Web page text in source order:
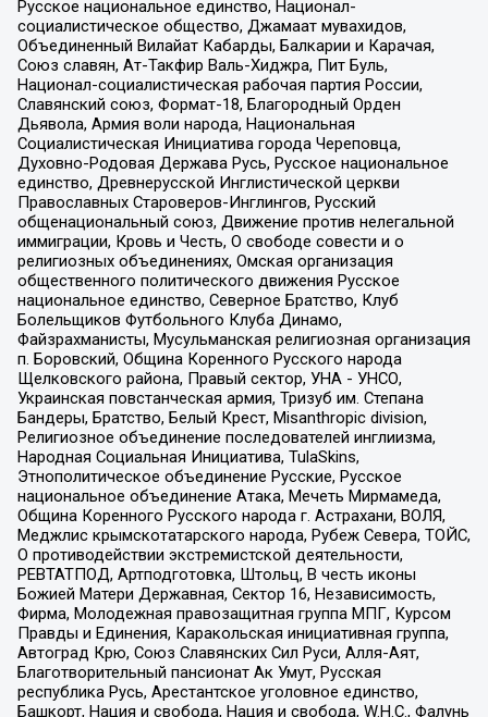
Русское национальное единство, Национал-
социалистическое общество, Джамаат мувахидов,
Объединенный Вилайат Кабарды, Балкарии и Карачая,
Союз славян, Ат-Такфир Валь-Хиджра, Пит Буль,
Национал-социалистическая рабочая партия России,
Славянский союз, Формат-18, Благородный Орден
Дьявола, Армия воли народа, Национальная
Социалистическая Инициатива города Череповца,
Духовно-Родовая Держава Русь, Русское национальное
единство, Древнерусской Инглистической церкви
Православных Староверов-Инглингов, Русский
общенациональный союз, Движение против нелегальной
иммиграции, Кровь и Честь, О свободе совести и о
религиозных объединениях, Омская организация
общественного политического движения Русское
национальное единство, Северное Братство, Клуб
Болельщиков Футбольного Клуба Динамо,
Файзрахманисты, Мусульманская религиозная организация
п. Боровский, Община Коренного Русского народа
Щелковского района, Правый сектор, УНА - УНСО,
Украинская повстанческая армия, Тризуб им. Степана
Бандеры, Братство, Белый Крест, Misanthropic division,
Религиозное объединение последователей инглиизма,
Народная Социальная Инициатива, TulaSkins,
Этнополитическое объединение Русские, Русское
национальное объединение Атака, Мечеть Мирмамеда,
Община Коренного Русского народа г. Астрахани, ВОЛЯ,
Меджлис крымскотатарского народа, Рубеж Севера, ТОЙС,
О противодействии экстремистской деятельности,
РЕВТАТПОД, Артподготовка, Штольц, В честь иконы
Божией Матери Державная, Сектор 16, Независимость,
Фирма, Молодежная правозащитная группа МПГ, Курсом
Правды и Единения, Каракольская инициативная группа,
Автоград Крю, Союз Славянских Сил Руси, Алля-Аят,
Благотворительный пансионат Ак Умут, Русская
республика Русь, Арестантское уголовное единство,
Башкорт, Нация и свобода, Нация и свобода, W.H.С., Фалунь